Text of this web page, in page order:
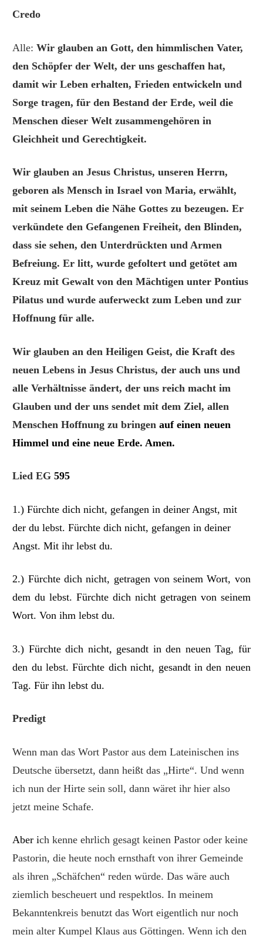
Credo
Alle: Wir glauben an Gott, den himmlischen Vater,
den Schöpfer der Welt, der uns geschaffen hat,
damit wir Leben erhalten, Frieden entwickeln und
Sorge tragen, für den Bestand der Erde, weil die
Menschen dieser Welt zusammengehören in
Gleichheit und Gerechtigkeit.
Wir glauben an Jesus Christus, unseren Herrn,
geboren als Mensch in Israel von Maria, erwählt,
mit seinem Leben die Nähe Gottes zu bezeugen. Er
verkündete den Gefangenen Freiheit, den Blinden,
dass sie sehen, den Unterdrückten und Armen
Befreiung. Er litt, wurde gefoltert und getötet am
Kreuz mit Gewalt von den Mächtigen unter Pontius
Pilatus und wurde auferweckt zum Leben und zur
Hoffnung für alle.
Wir glauben an den Heiligen Geist, die Kraft des
neuen Lebens in Jesus Christus, der auch uns und
alle Verhältnisse ändert, der uns reich macht im
Glauben und der uns sendet mit dem Ziel, allen
Menschen Hoffnung zu bringenauf einen neuen
Himmel und eine neue Erde. Amen.
Lied EG595
1.) Fürchte dich nicht, gefangen in deiner Angst, mit
der du lebst. Fürchte dich nicht, gefangen in deiner
Angst. Mit ihr lebst du.
2.) Fürchte dich nicht, getragen von seinem Wort, von
dem du lebst. Fürchte dich nicht getragen von seinem
Wort. Von ihm lebst du.
3.) Fürchte dich nicht, gesandt in den neuen Tag, für
den du lebst. Fürchte dich nicht, gesandt in den neuen
Tag.Für ihn lebst du.
Predigt
Wenn man das Wort Pastor aus dem Lateinischen ins
Deutsche übersetzt, dann heißt das „Hirte“. Und wenn
ich nun der Hirte sein soll, dann wäret ihr hier also
jetzt meine Schafe.
Aber ich kenne ehrlich gesagt keinen Pastor oder keine
Pastorin, die heute noch ernsthaft von ihrer Gemeinde
als ihren „Schäfchen“ reden würde. Das wäre auch
ziemlich bescheuert und respektlos. In meinem
Bekanntenkreis benutzt das Wort eigentlich nur noch
mein alter Kumpel Klaus aus Göttingen. Wenn ich den